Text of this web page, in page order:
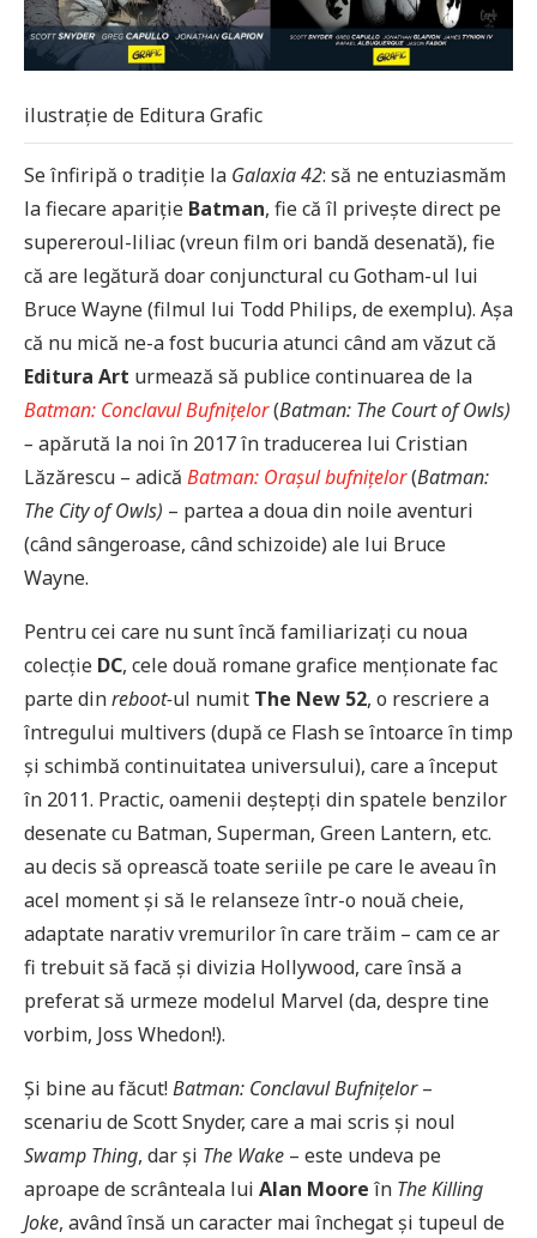
ilustrație de Editura Grafic
Se înfiripă o tradiție la Galaxia 42: să ne entuziasmăm
la fiecare apariție Batman, fie că îl privește direct pe
supereroul-liliac (vreun film ori bandă desenată), fie
că are legătură doar conjunctural cu Gotham-ul lui
Bruce Wayne (filmul lui Todd Philips, de exemplu). Așa
că nu mică ne-a fost bucuria atunci când am văzut că
Editura Art urmează să publice continuarea de la
Batman: Conclavul Bufnițelor(Batman: The Court of Owls)
– apărută la noi în 2017 în traducerea lui Cristian
Lăzărescu – adică Batman: Orașul bufnițelor(Batman:
The City of Owls) – partea a doua din noile aventuri
(când sângeroase, când schizoide) ale lui Bruce
Wayne.
Pentru cei care nu sunt încă familiarizați cu noua
colecție DC, cele două romane grafice menționate fac
parte dinreboot-ul numit The New 52, o rescriere a
întregului multivers (după ce Flash se întoarce în timp
și schimbă continuitatea universului), care a început
în 2011. Practic, oamenii deștepți din spatele benzilor
desenate cu Batman, Superman, Green Lantern, etc.
au decis să oprească toate seriile pe care le aveau în
acel moment și să le relanseze într-o nouă cheie,
adaptate narativ vremurilor în care trăim – cam ce ar
fi trebuit să facă și divizia Hollywood, care însă a
preferat să urmeze modelul Marvel (da, despre tine
vorbim, Joss Whedon!).
Și bine au făcut!Batman: Conclavul Bufnițelor–
scenariu de Scott Snyder, care a mai scris și noul
Swamp Thing, dar și The Wake – este undeva pe
aproape de scrânteala lui Alan Moore în The Killing
Joke, având însă un caracter mai închegat și tupeul de